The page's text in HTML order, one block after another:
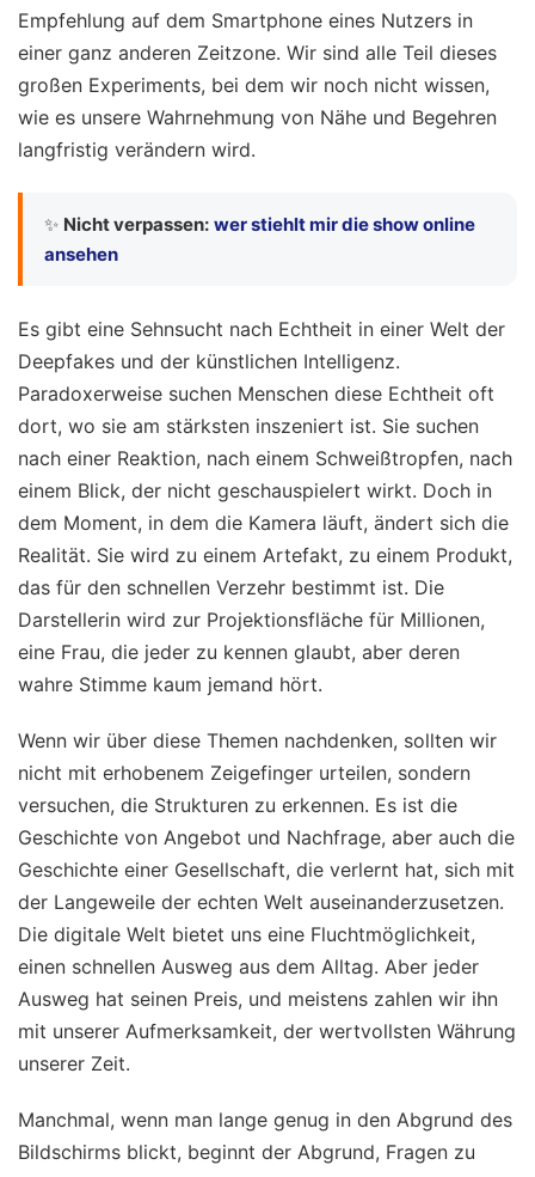
Empfehlung auf dem Smartphone eines Nutzers in
einer ganz anderen Zeitzone. Wir sind alle Teil dieses
großen Experiments, bei dem wir noch nicht wissen,
wie es unsere Wahrnehmung von Nähe und Begehren
langfristig verändern wird.
✨ Nicht verpassen: wer stiehlt mir die show online
ansehen
Es gibt eine Sehnsucht nach Echtheit in einer Welt der
Deepfakes und der künstlichen Intelligenz.
Paradoxerweise suchen Menschen diese Echtheit oft
dort, wo sie am stärksten inszeniert ist. Sie suchen
nach einer Reaktion, nach einem Schweißtropfen, nach
einem Blick, der nicht geschauspielert wirkt. Doch in
dem Moment, in dem die Kamera läuft, ändert sich die
Realität. Sie wird zu einem Artefakt, zu einem Produkt,
das für den schnellen Verzehr bestimmt ist. Die
Darstellerin wird zur Projektionsfläche für Millionen,
eine Frau, die jeder zu kennen glaubt, aber deren
wahre Stimme kaum jemand hört.
Wenn wir über diese Themen nachdenken, sollten wir
nicht mit erhobenem Zeigefinger urteilen, sondern
versuchen, die Strukturen zu erkennen. Es ist die
Geschichte von Angebot und Nachfrage, aber auch die
Geschichte einer Gesellschaft, die verlernt hat, sich mit
der Langeweile der echten Welt auseinanderzusetzen.
Die digitale Welt bietet uns eine Fluchtmöglichkeit,
einen schnellen Ausweg aus dem Alltag. Aber jeder
Ausweg hat seinen Preis, und meistens zahlen wir ihn
mit unserer Aufmerksamkeit, der wertvollsten Währung
unserer Zeit.
Manchmal, wenn man lange genug in den Abgrund des
Bildschirms blickt, beginnt der Abgrund, Fragen zu